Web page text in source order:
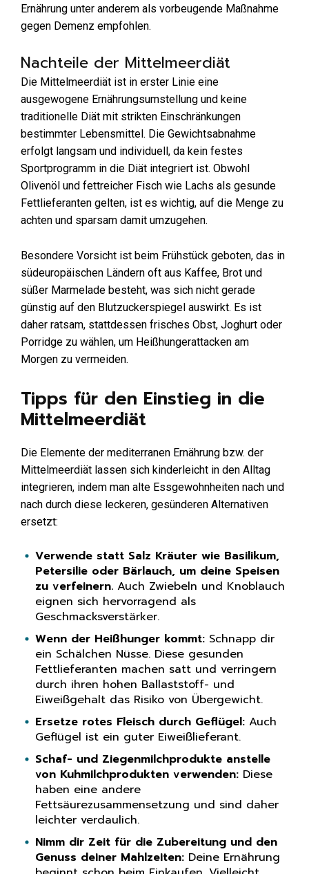
Ernährung unter anderem als vorbeugende Maßnahme
gegen Demenz empfohlen.
Nachteile der Mittelmeerdiät
Die Mittelmeerdiät ist in erster Linie eine
ausgewogene Ernährungsumstellung und keine
traditionelle Diät mit strikten Einschränkungen
bestimmter Lebensmittel. Die Gewichtsabnahme
erfolgt langsam und individuell, da kein festes
Sportprogramm in die Diät integriert ist. Obwohl
Olivenöl und fettreicher Fisch wie Lachs als gesunde
Fettlieferanten gelten, ist es wichtig, auf die Menge zu
achten und sparsam damit umzugehen.
Besondere Vorsicht ist beim Frühstück geboten, das in
südeuropäischen Ländern oft aus Kaffee, Brot und
süßer Marmelade besteht, was sich nicht gerade
günstig auf den Blutzuckerspiegel auswirkt. Es ist
daher ratsam, stattdessen frisches Obst, Joghurt oder
Porridge zu wählen, um Heißhungerattacken am
Morgen zu vermeiden.
Tipps für den Einstieg in die
Mittelmeerdiät
Die Elemente der mediterranen Ernährung bzw. der
Mittelmeerdiät lassen sich kinderleicht in den Alltag
integrieren, indem man alte Essgewohnheiten nach und
nach durch diese leckeren, gesünderen Alternativen
ersetzt:
Verwende statt Salz Kräuter wie Basilikum,
Petersilie oder Bärlauch, um deine Speisen
zu verfeinern. Auch Zwiebeln und Knoblauch
eignen sich hervorragend als
Geschmacksverstärker.
Wenn der Heißhunger kommt: Schnapp dir
ein Schälchen Nüsse. Diese gesunden
Fettlieferanten machen satt und verringern
durch ihren hohen Ballaststoff- und
Eiweißgehalt das Risiko von Übergewicht.
Ersetze rotes Fleisch durch Geflügel: Auch
Geflügel ist ein guter Eiweißlieferant.
Schaf- und Ziegenmilchprodukte anstelle
von Kuhmilchprodukten verwenden: Diese
haben eine andere
Fettsäurezusammensetzung und sind daher
leichter verdaulich.
Nimm dir Zeit für die Zubereitung und den
Genuss deiner Mahlzeiten: Deine Ernährung